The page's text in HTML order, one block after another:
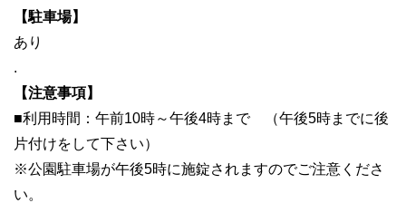
【駐車場】
あり
.
【注意事項】
■利用時間：午前10時～午後4時まで （午後5時までに後
片付けをして下さい）
※公園駐車場が午後5時に施錠されますのでご注意くださ
い。